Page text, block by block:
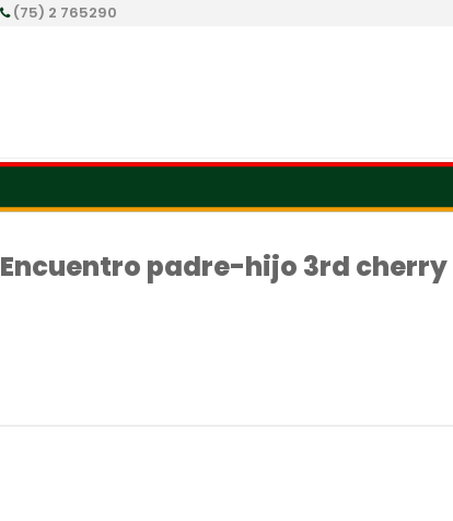
(75) 2 765290
Encuentro padre-hijo 3rd cherry